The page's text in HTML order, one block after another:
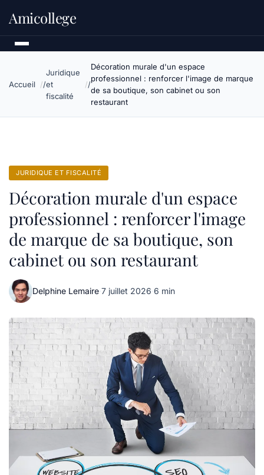
Amicollege
Accueil
Juridique
et
fiscalité
Décoration murale d'un espace
professionnel : renforcer l'image de marque
de sa boutique, son cabinet ou son
restaurant
JURIDIQUE ET FISCALITÉ
Décoration murale d'un espace
professionnel : renforcer l'image
de marque de sa boutique, son
cabinet ou son restaurant
Delphine Lemaire·7 juillet 2026·6 min